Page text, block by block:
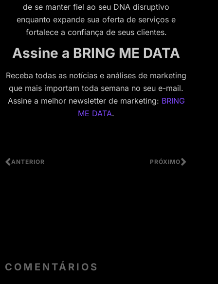
de se manter fiel ao seu DNA disruptivo
enquanto expande sua oferta de serviços e
fortalece a confiança de seus clientes.
Assine a BRING ME DATA
Receba todas as notícias e análises de marketing
que mais importam toda semana no seu e-mail.
Assine a melhor newsletter de marketing: BRING
ME DATA.
ANTERIOR PRÓXIMO
COMENTÁRIOS